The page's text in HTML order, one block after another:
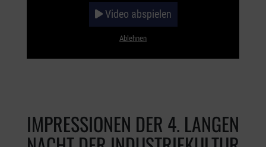
Video abspielen
Ablehnen
IMPRESSIONEN DER 4. LANGEN